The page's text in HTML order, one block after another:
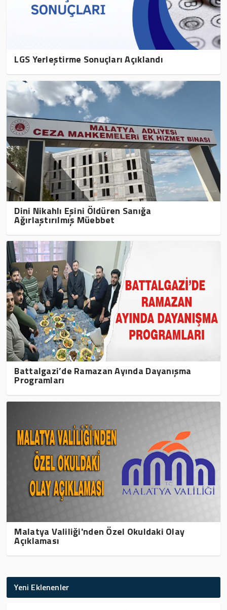
LGS Yerleştirme Sonuçları Açıklandı
Dini Nikahlı Eşini Öldüren Sanığa
Ağırlaştırılmış Müebbet
Battalgazi’de Ramazan Ayında Dayanışma
Programları
Malatya Valiliği'nden Özel Okuldaki Olay
Açıklaması
Yeni Eklenenler